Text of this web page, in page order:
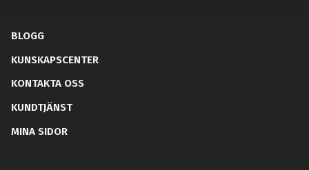
BLOGG
KUNSKAPSCENTER
KONTAKTA OSS
KUNDTJÄNST
MINA SIDOR